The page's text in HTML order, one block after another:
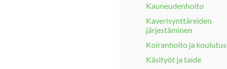
Kauneudenhoito
Kaverisynttäreiden
järjestäminen
Koiranhoito ja koulutus
Käsityöt ja taide